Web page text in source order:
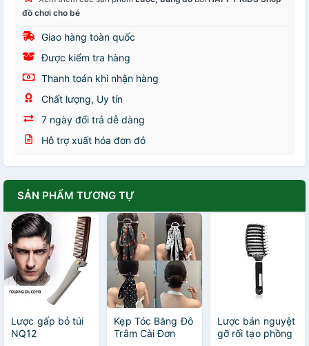
đồ chơi cho bé
Giao hàng toàn quốc
Được kiểm tra hàng
Thanh toán khi nhận hàng
Chất lượng, Uy tín
7 ngày đổi trả dễ dàng
Hỗ trợ xuất hóa đơn đỏ
SẢN PHẨM TƯƠNG TỰ
Lược gấp bỏ túi
NQ12
Kẹp Tóc Băng Đô
Trâm Cài Đơn
Lược bán nguyệt
gỡ rối tạo phồng